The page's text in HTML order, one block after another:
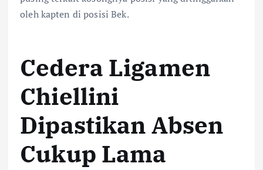
oleh kapten di posisi Bek.
Cedera Ligamen
Chiellini
Dipastikan Absen
Cukup Lama